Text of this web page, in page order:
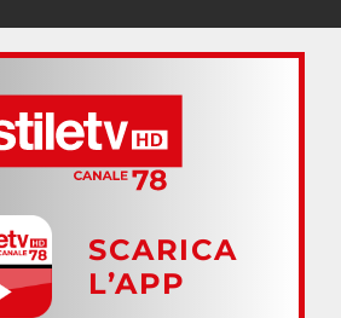
SCARICA
L’APP